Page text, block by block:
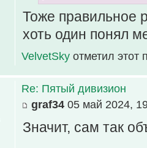
Тоже правильное
хоть один понял
VelvetSky отметил этот
Re: Пятый дивизион
graf34 05 май 2024,
Значит, сам так